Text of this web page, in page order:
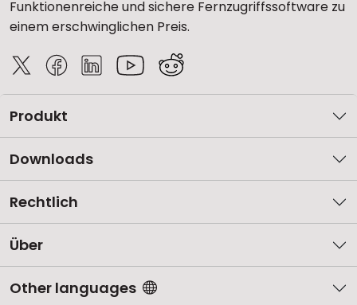
Funktionenreiche und sichere Fernzugriffssoftware zu
einem erschwinglichen Preis.
Produkt
Downloads
Rechtlich
Über
Other languages